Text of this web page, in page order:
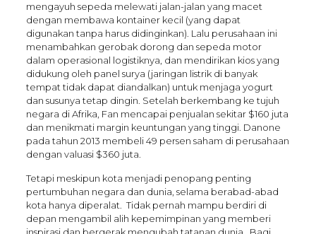
mengayuh sepeda melewati jalan-jalan yang macet
dengan membawa kontainer kecil (yang dapat
digunakan tanpa harus didinginkan). Lalu perusahaan ini
menambahkan gerobak dorong dan sepeda motor
dalam operasional logistiknya, dan mendirikan kios yang
didukung oleh panel surya (jaringan listrik di banyak
tempat tidak dapat diandalkan) untuk menjaga yogurt
dan susunya tetap dingin. Setelah berkembang ke tujuh
negara di Afrika, Fan mencapai penjualan sekitar $160 juta
dan menikmati margin keuntungan yang tinggi. Danone
pada tahun 2013 membeli 49 persen saham di perusahaan
dengan valuasi $360 juta.
Tetapi meskipun kota menjadi penopang penting
pertumbuhan negara dan dunia, selama berabad-abad
kota hanya diperalat. Tidak pernah mampu berdiri di
depan mengambil alih kepemimpinan yang memberi